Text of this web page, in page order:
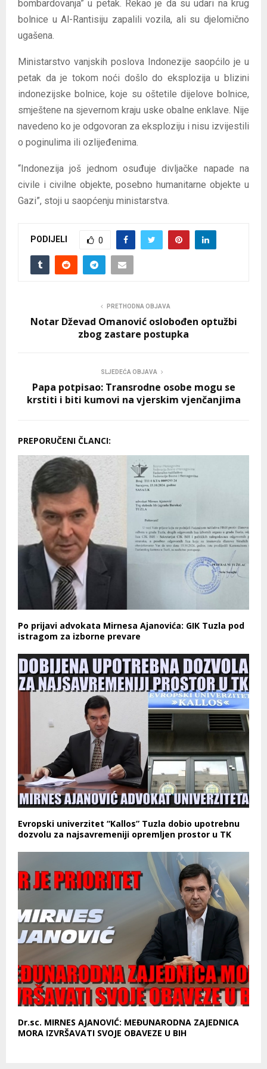
bombardovanja” u petak. Rekao je da su udari na krug
bolnice u Al-Rantisiju zapalili vozila, ali su djelomično
ugašena.
Ministarstvo vanjskih poslova Indonezije saopćilo je u
petak da je tokom noći došlo do eksplozija u blizini
indonezijske bolnice, koje su oštetile dijelove bolnice,
smještene na sjevernom kraju uske obalne enklave. Nije
navedeno ko je odgovoran za eksploziju i nisu izvijestili
o poginulima ili ozlijeđenima.
“Indonezija još jednom osuđuje divljačke napade na
civile i civilne objekte, posebno humanitarne objekte u
Gazi”, stoji u saopćenju ministarstva.​
PODIJELI 0
PRETHODNA OBJAVA
Notar Dževad Omanović oslobođen optužbi
zbog zastare postupka
SLJEDEĆA OBJAVA
Papa potpisao: Transrodne osobe mogu se
krstiti i biti kumovi na vjerskim vjenčanjima
PREPORUČENI ČLANCI:
Po prijavi advokata Mirnesa Ajanovića: GIK Tuzla pod
istragom za izborne prevare
Evropski univerzitet “Kallos” Tuzla dobio upotrebnu
dozvolu za najsavremeniji opremljen prostor u TK
Dr.sc. MIRNES AJANOVIĆ: MEĐUNARODNA ZAJEDNICA
MORA IZVRŠAVATI SVOJE OBAVEZE U BIH